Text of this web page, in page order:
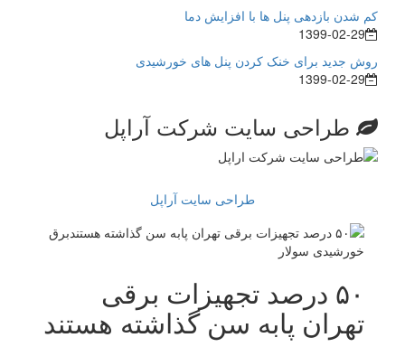
کم شدن بازدهی پنل ها با افزایش دما
1399-02-29
روش جدید برای خنک کردن پنل های خورشیدی
1399-02-29
طراحی سایت شرکت آراپل
طراحی سایت آراپل
۵۰ درصد تجهیزات برقی
تهران پابه سن گذاشته هستند